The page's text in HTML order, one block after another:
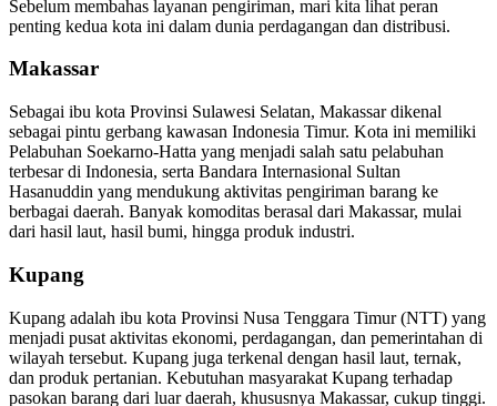
Sebelum membahas layanan pengiriman, mari kita lihat peran
penting kedua kota ini dalam dunia perdagangan dan distribusi.
Makassar
Sebagai ibu kota Provinsi Sulawesi Selatan, Makassar dikenal
sebagai pintu gerbang kawasan Indonesia Timur. Kota ini memiliki
Pelabuhan Soekarno-Hatta yang menjadi salah satu pelabuhan
terbesar di Indonesia, serta Bandara Internasional Sultan
Hasanuddin yang mendukung aktivitas pengiriman barang ke
berbagai daerah. Banyak komoditas berasal dari Makassar, mulai
dari hasil laut, hasil bumi, hingga produk industri.
Kupang
Kupang adalah ibu kota Provinsi Nusa Tenggara Timur (NTT) yang
menjadi pusat aktivitas ekonomi, perdagangan, dan pemerintahan di
wilayah tersebut. Kupang juga terkenal dengan hasil laut, ternak,
dan produk pertanian. Kebutuhan masyarakat Kupang terhadap
pasokan barang dari luar daerah, khususnya Makassar, cukup tinggi.